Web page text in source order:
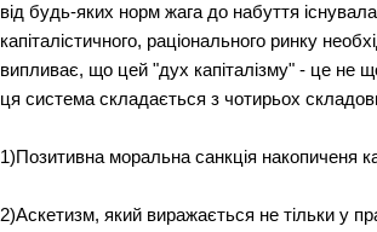
від будь-яких норм жага до набуття
капіталістичного, раціонального ринку
випливає, що цей "дух капіталізму" - це не
ця система складається з чотирьох
1)Позитивна моральна санкція накопиченя
2)Аскетизм, який виражається не тільки у